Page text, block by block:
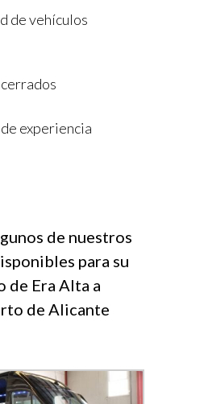
de vehículos
experiencia
de nuestros
para su
de Era Alta a
de Alicante